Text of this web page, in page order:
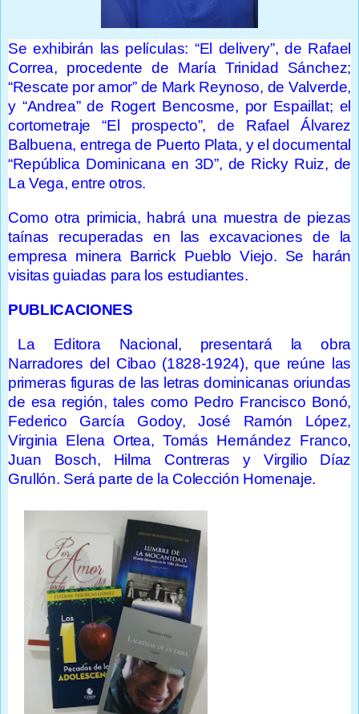
Se exhibirán las películas: “El delivery”, de Rafael
Correa, procedente de María Trinidad Sánchez;
“Rescate por amor” de Mark Reynoso, de Valverde,
y “Andrea” de Rogert Bencosme, por Espaillat; el
cortometraje “El prospecto”, de Rafael Álvarez
Balbuena, entrega de Puerto Plata, y el documental
“República Dominicana en 3D”, de Ricky Ruiz, de
La Vega, entre otros.
Como otra primicia, habrá una muestra de piezas
taínas recuperadas en las excavaciones de la
empresa minera Barrick Pueblo Viejo. Se harán
visitas guiadas para los estudiantes.
PUBLICACIONES
La Editora Nacional, presentará la obra
Narradores del Cibao (1828-1924), que reúne las
primeras figuras de las letras dominicanas oriundas
de esa región, tales como Pedro Francisco Bonó,
Federico García Godoy, José Ramón López,
Virginia Elena Ortea, Tomás Hernández Franco,
Juan Bosch, Hilma Contreras y Virgilio Díaz
Grullón. Será parte de la Colección Homenaje.